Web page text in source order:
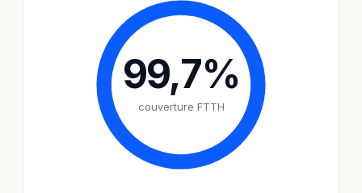
99,7%
couverture FTTH